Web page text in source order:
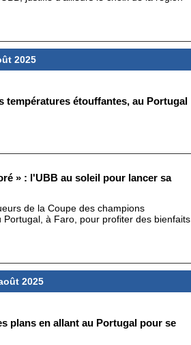
2025
températures étouffantes, au Portugal
» : l'UBB au soleil pour lancer sa
de la Coupe des champions
à Faro, pour profiter des bienfaits
2025
plans en allant au Portugal pour se